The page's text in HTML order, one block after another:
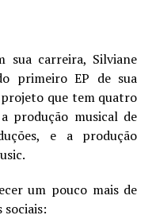
sua carreira, Silviane
primeiro EP de sua
projeto que tem quatro
produção musical de
e a produção
um pouco mais de
sociais: